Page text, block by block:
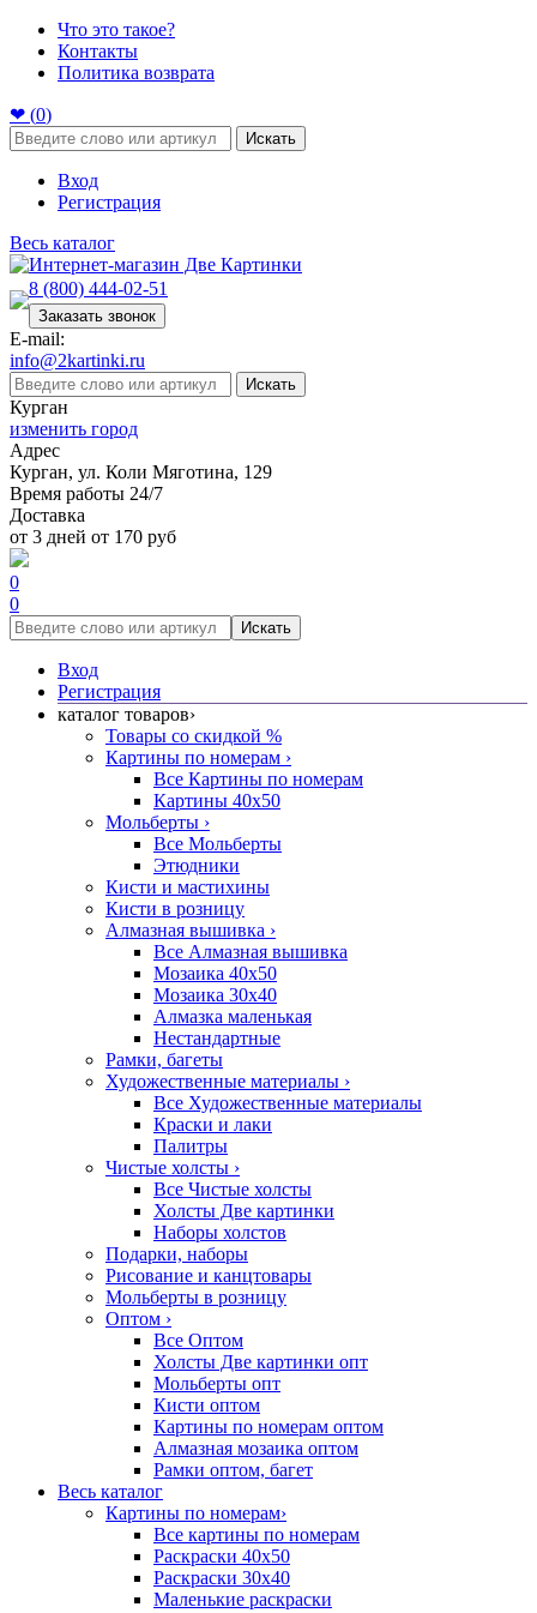
Что это такое?
Контакты
Политика возврата
❤ (0)
Искать
Вход
Регистрация
Весь каталог
8 (800) 444-02-51
Заказать звонок
E-mail:
info@2kartinki.ru
Искать
Курган
изменить город
Адрес
Курган, ул. Коли Мяготина, 129
Время работы 24/7
Доставка
от 3 дней от 170 руб
0
0
Искать
Вход
Регистрация
каталог товаров›
Товары со скидкой %
Картины по номерам ›
Все Картины по номерам
Картины 40x50
Мольберты ›
Все Мольберты
Этюдники
Кисти и мастихины
Кисти в розницу
Алмазная вышивка ›
Все Алмазная вышивка
Мозаика 40x50
Мозаика 30x40
Алмазка маленькая
Нестандартные
Рамки, багеты
Художественные материалы ›
Все Художественные материалы
Краски и лаки
Палитры
Чистые холсты ›
Все Чистые холсты
Холсты Две картинки
Наборы холстов
Подарки, наборы
Рисование и канцтовары
Мольберты в розницу
Оптом ›
Все Оптом
Холсты Две картинки опт
Мольберты опт
Кисти оптом
Картины по номерам оптом
Алмазная мозаика оптом
Рамки оптом, багет
Весь каталог
Картины по номерам›
Все картины по номерам
Раскраски 40х50
Раскраски 30х40
Маленькие раскраски